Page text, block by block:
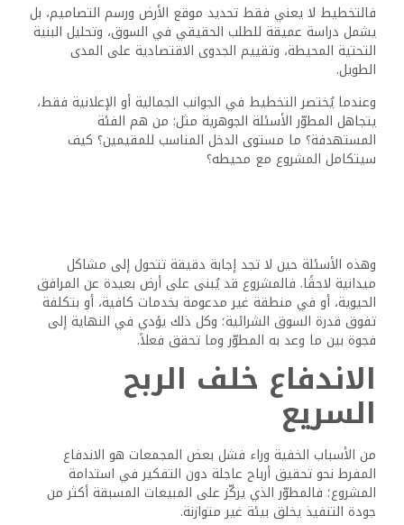
فالتخطيط لا يعني فقط تحديد موقع الأرض ورسم التصاميم، بل
يشمل دراسة عميقة للطلب الحقيقي في السوق، وتحليل البنية
التحتية المحيطة، وتقييم الجدوى الاقتصادية على المدى
الطويل.
وعندما يُختصر التخطيط في الجوانب الجمالية أو الإعلانية فقط،
يتجاهل المطوّر الأسئلة الجوهرية مثل: من هم الفئة
المستهدفة؟ ما مستوى الدخل المناسب للمقيمين؟ كيف
سيتكامل المشروع مع محيطه؟
وهذه الأسئلة حين لا تجد إجابة دقيقة تتحول إلى مشاكل
ميدانية لاحقًا. فالمشروع قد يُبنى على أرض بعيدة عن المرافق
الحيوية، أو في منطقة غير مدعومة بخدمات كافية، أو بتكلفة
تفوق قدرة السوق الشرائية؛ وكل ذلك يؤدي في النهاية إلى
فجوة بين ما وعد به المطوّر وما تحقق فعلاً.
الاندفاع خلف الربح
السريع
من الأسباب الخفية وراء فشل بعض المجمعات هو الاندفاع
المفرط نحو تحقيق أرباح عاجلة دون التفكير في استدامة
المشروع؛ فالمطوّر الذي يركّز على المبيعات المسبقة أكثر من
جودة التنفيذ يخلق بيئة غير متوازنة.